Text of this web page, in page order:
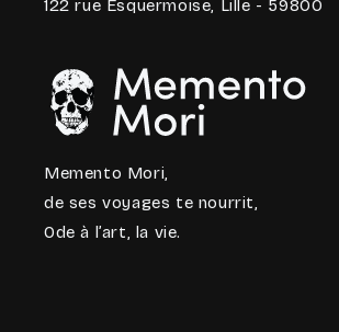
122 rue Esquermoise, Lille - 59800
Memento Mori,
de ses voyages te nourrit,
Ode à l’art, la vie.